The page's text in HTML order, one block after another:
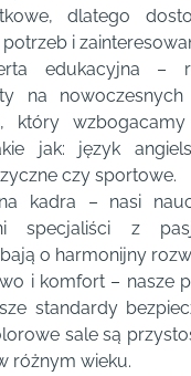
dlatego
i
edukacyjna –
na nowoczesnych
który
jak: język
czy sportowe.
kadra – nasi
specjaliści z
o harmonijny
i komfort – nasze
standardy
sale są
różnym wieku.